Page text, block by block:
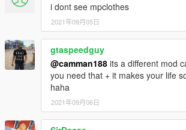
i dont see mpclothes
2021年09月05日
gtaspeedguy
@camman188 its a different mod
you need that + it makes your life
haha
2021年09月06日